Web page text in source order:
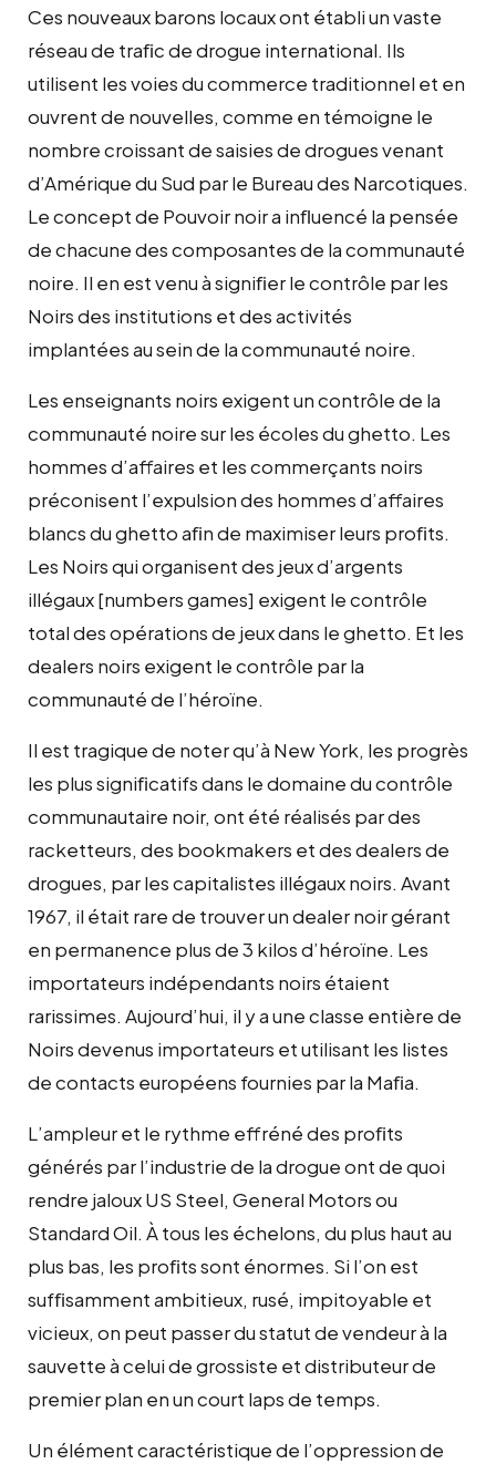
Ces nouveaux barons locaux ont établi un vaste
réseau de traﬁc de drogue international. Ils
utilisent les voies du commerce traditionnel et en
ouvrent de nouvelles, comme en témoigne le
nombre croissant de saisies de drogues venant
d’Amérique du Sud par le Bureau des Narcotiques.
Le concept de Pouvoir noir a inﬂuencé la pensée
de chacune des composantes de la communauté
noire. Il en est venu à signiﬁer le contrôle par les
Noirs des institutions et des activités
implantées au sein de la communauté noire.
Les enseignants noirs exigent un contrôle de la
communauté noire sur les écoles du ghetto. Les
hommes d’affaires et les commerçants noirs
préconisent l’expulsion des hommes d’affaires
blancs du ghetto aﬁn de maximiser leurs proﬁts.
Les Noirs qui organisent des jeux d’argents
illégaux [numbers games] exigent le contrôle
total des opérations de jeux dans le ghetto. Et les
dealers noirs exigent le contrôle par la
communauté de l’héroïne.
Il est tragique de noter qu’à New York, les progrès
les plus signiﬁcatifs dans le domaine du contrôle
communautaire noir, ont été réalisés par des
racketteurs, des bookmakers et des dealers de
drogues, par les capitalistes illégaux noirs. Avant
1967, il était rare de trouver un dealer noir gérant
en permanence plus de 3 kilos d’héroïne. Les
importateurs indépendants noirs étaient
rarissimes. Aujourd’hui, il y a une classe entière de
Noirs devenus importateurs et utilisant les listes
de contacts européens fournies par la Maﬁa.
L’ampleur et le rythme effréné des proﬁts
générés par l’industrie de la drogue ont de quoi
rendre jaloux US Steel, General Motors ou
Standard Oil. À tous les échelons, du plus haut au
plus bas, les proﬁts sont énormes. Si l’on est
sufﬁsamment ambitieux, rusé, impitoyable et
vicieux, on peut passer du statut de vendeur à la
sauvette à celui de grossiste et distributeur de
premier plan en un court laps de temps.
Un élément caractéristique de l’oppression de